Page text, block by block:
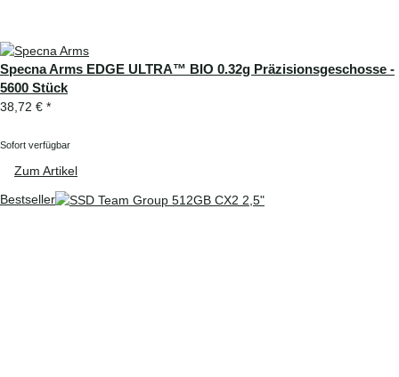
Specna Arms EDGE ULTRA™ BIO 0.32g Präzisionsgeschosse -
5600 Stück
38,72 € *
Sofort verfügbar
Zum Artikel
Bestseller